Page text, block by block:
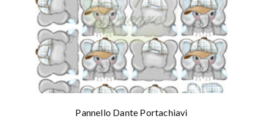
Pannello Dante Portachiavi